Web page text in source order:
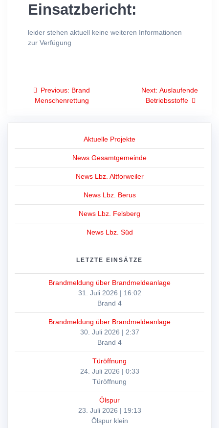
Einsatzbericht:
leider stehen aktuell keine weiteren Informationen
zur Verfügung
Beitragsnavigation
Previous: Previous
post:
Brand
Menschenrettung
Next: Next
post:
Auslaufende
Betriebsstoffe
Aktuelle Projekte
News Gesamtgemeinde
News Lbz. Altforweiler
News Lbz. Berus
News Lbz. Felsberg
News Lbz. Süd
LETZTE EINSÄTZE
Brandmeldung über Brandmeldeanlage
31. Juli 2026 | 16:02
Brand 4
Brandmeldung über Brandmeldeanlage
30. Juli 2026 | 2:37
Brand 4
Türöffnung
24. Juli 2026 | 0:33
Türöffnung
Ölspur
23. Juli 2026 | 19:13
Ölspur klein